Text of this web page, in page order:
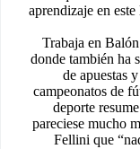
aprendizaje en
Trabaja en
donde también ha
de apuestas
campeonatos de
deporte
pareciese mucho
Fellini que